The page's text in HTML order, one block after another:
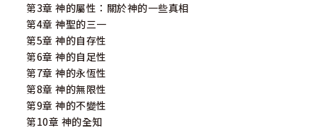
第3章 神的屬性：關於神的一些真相
第4章 神聖的三一
第5章 神的自存性
第6章 神的自足性
第7章 神的永恆性
第8章 神的無限性
第9章 神的不變性
第10章 神的全知